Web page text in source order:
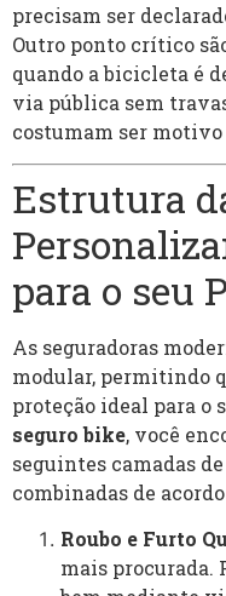
precisam ser
Outro ponto crítico
quando a bicicleta é
via pública sem
costumam ser
Estrutura
para o seu
As seguradoras
modular, permitindo
proteção ideal para o
seguro bike, você
seguintes camadas
combinadas de
Roubo e Furto
mais procurada.